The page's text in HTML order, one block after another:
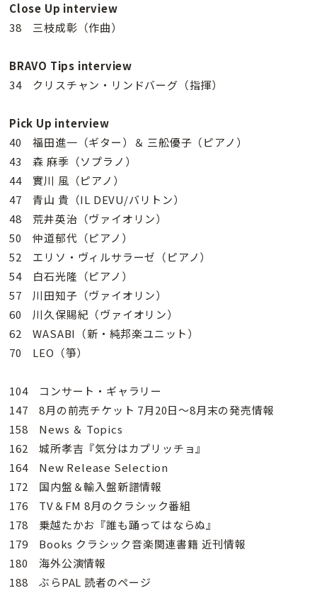
Close Up interview
38 三枝成彰（作曲）
BRAVO Tips interview
34 クリスチャン・リンドバーグ（指揮）
Pick Up interview
40 福田進一（ギター）＆ 三舩優子（ピアノ）
43 森 麻季（ソプラノ）
44 實川 風（ピアノ）
47 青山 貴（IL DEVU/バリトン）
48 荒井英治（ヴァイオリン）
50 仲道郁代（ピアノ）
52 エリソ・ヴィルサラーゼ（ピアノ）
54 白石光隆（ピアノ）
57 川田知子（ヴァイオリン）
60 川久保賜紀（ヴァイオリン）
62 WASABI（新・純邦楽ユニット）
70 LEO（箏）
104 コンサート・ギャラリー
147 8月の前売チケット 7月20日～8月末の発売情報
158 News ＆ Topics
162 城所孝吉『気分はカプリッチョ』
164 New Release Selection
172 国内盤＆輸入盤新譜情報
176 TV＆FM 8月のクラシック番組
178 乗越たかお『誰も踊ってはならぬ』
179 Books クラシック音楽関連書籍 近刊情報
180 海外公演情報
188 ぶらPAL 読者のページ